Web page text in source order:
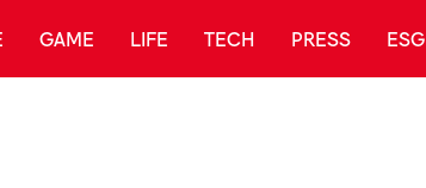
GAME LIFE TECH PRESS ESG